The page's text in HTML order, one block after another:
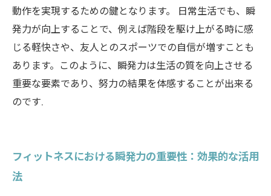
動作を実現するための鍵となります。 日常生活でも、瞬
発力が向上することで、例えば階段を駆け上がる時に感
じる軽快さや、友人とのスポーツでの自信が増すことも
あります。このように、瞬発力は生活の質を向上させる
重要な要素であり、努力の結果を体感することが出来る
のです.
フィットネスにおける瞬発力の重要性：効果的な活用
法